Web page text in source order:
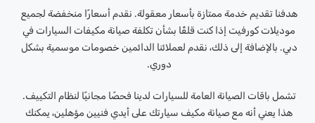
هدفنا تقديم خدمة ممتازة بأسعار معقولة. نقدم أسعارًا منخفضة لجميع
موديلات كورفيت إذا كنت قلقًا بشأن تكلفة صيانة مكيفات السيارات في
دبي. بالإضافة إلى ذلك، نقدم لعملائنا الدائمين خصومات موسمية بشكل
دوري.
تشمل باقات الصيانة العامة للسيارات لدينا فحصًا مجانيًا لنظام التكييف.
هذا يعني أنه مع صيانة مكيف سيارتك على أيدي فنيين مؤهلين، يمكنك